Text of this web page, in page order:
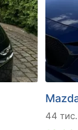
44